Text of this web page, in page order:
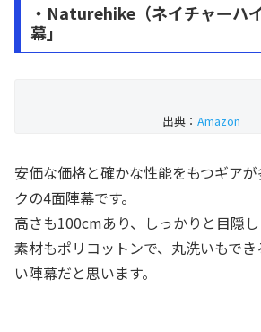
・Naturehike（ネイチャーハ
幕」
出典： Amazon
安価な価格と確かな性能をもつギア
クの4面陣幕です。
高さも100cmあり、しっかりと目隠し
素材もポリコットンで、丸洗いもで
い陣幕だと思います。